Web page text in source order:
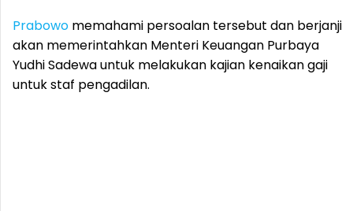
Prabowo memahami persoalan tersebut dan berjanji
akan memerintahkan Menteri Keuangan Purbaya
Yudhi Sadewa untuk melakukan kajian kenaikan gaji
untuk staf pengadilan.